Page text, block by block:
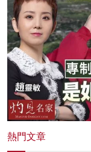
熱門文章